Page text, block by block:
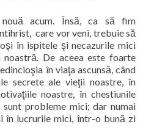
acum. Însă, ca să fim
care vor veni, trebuie să
în ispitele şi necazurile mici
De aceea este foarte
în viaţa ascunsă, când
secrete ale vieţii noastre, în
noastre, în chestiunile
sunt probleme mici; dar numai
în lucrurile mici, într-o bună zi